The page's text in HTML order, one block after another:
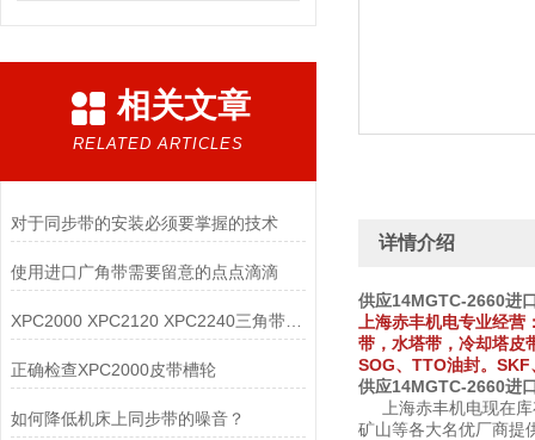
相关文章
RELATED ARTICLES
对于同步带的安装必须要掌握的技术
使用进口广角带需要留意的点点滴滴
正确检查XPC2000皮带槽轮
如何降低机床上同步带的噪音？
详情介绍
供应14MGTC-2660进
上海赤丰机电专业经
带，水塔带，冷却塔皮
SOG、TTO油封。
供应14MGTC-2660进
上海赤丰机电现在库
矿山等各大名优厂商提